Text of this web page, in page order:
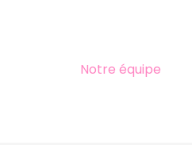
Notre équipe